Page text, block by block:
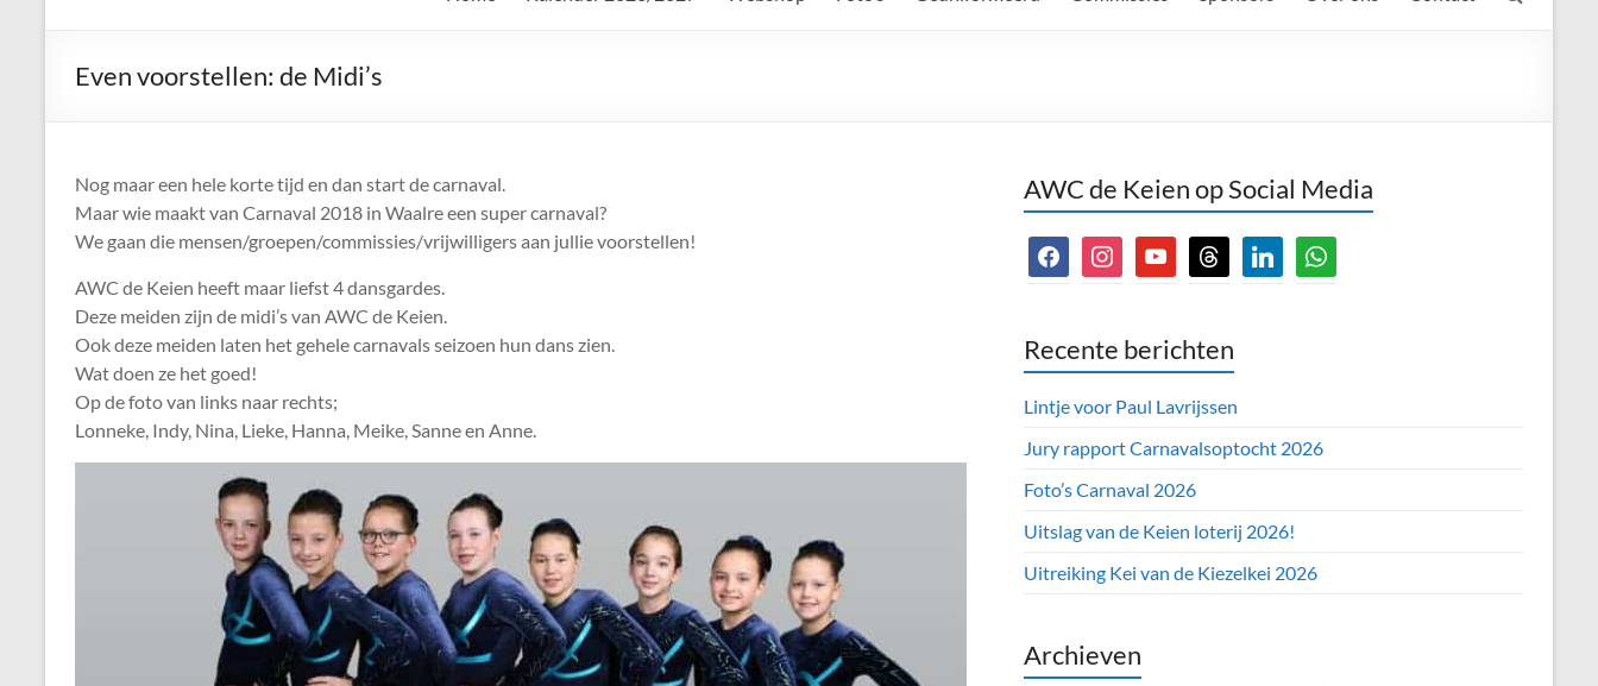
Keien
Carnavalsvereniging
De
Keien
Even voorstellen: de Midi’s
Nog maar een hele korte tijd en dan start de carnaval.
Maar wie maakt van Carnaval 2018 in Waalre een super carnaval?
We gaan die mensen/groepen/commissies/vrijwilligers aan jullie voorstellen!
AWC de Keien heeft maar liefst 4 dansgardes.
Deze meiden zijn de midi’s van AWC de Keien.
Ook deze meiden laten het gehele carnavals seizoen hun dans zien.
Wat doen ze het goed!
Op de foto van links naar rechts;
Lonneke, Indy, Nina, Lieke, Hanna, Meike, Sanne en Anne.
AWC de Keien op Social Media
facebookinstagramyoutubethreads linkedinwhatsapp
Recente berichten
Lintje voor Paul Lavrijssen
Jury rapport Carnavalsoptocht 2026
Foto’s Carnaval 2026
Uitslag van de Keien loterij 2026!
Uitreiking Kei van de Kiezelkei 2026
Archieven